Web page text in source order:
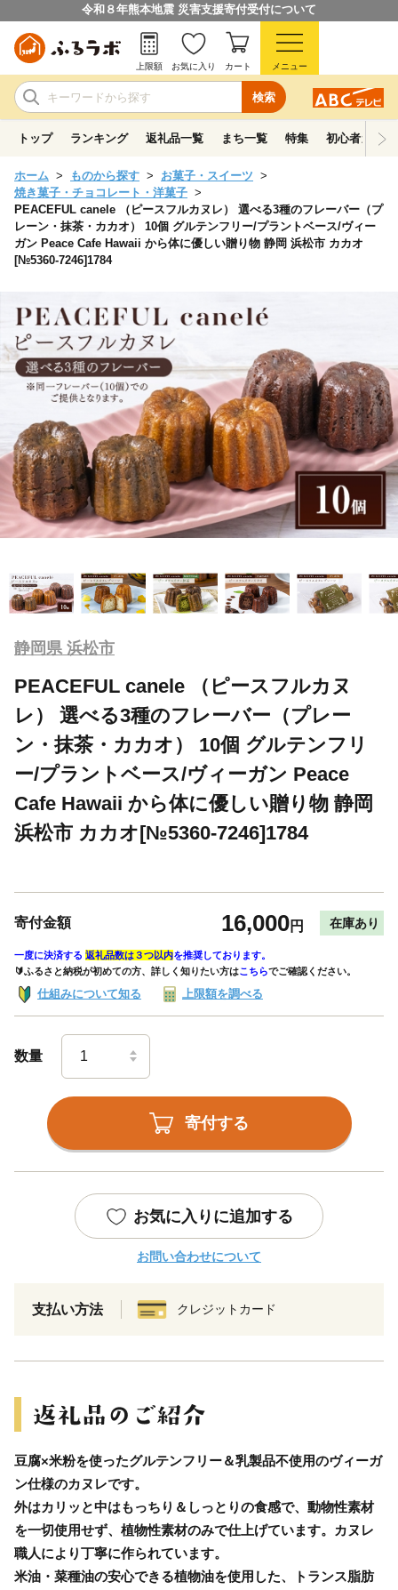
令和８年熊本地震 災害支援寄付受付について
検索
上限額 お気に入り カート メニュー
トップ ランキング 返礼品一覧 まち一覧 特集 初心者ガイド
ホーム ものから探す
お菓子・スイーツ
焼き菓子・チョコレート・洋菓子
PEACEFUL canele （ピースフルカヌレ） 選べる3種のフレーバー（プ
レーン・抹茶・カカオ） 10個 グルテンフリー/プラントベース/ヴィー
ガン Peace Cafe Hawaii から体に優しい贈り物 静岡 浜松市 カカオ
[№5360-7246]1784
静岡県 浜松市
PEACEFUL canele （ピースフルカヌ
レ） 選べる3種のフレーバー（プレー
ン・抹茶・カカオ） 10個 グルテンフリ
ー/プラントベース/ヴィーガン Peace
Cafe Hawaii から体に優しい贈り物 静岡
浜松市 カカオ[№5360-7246]1784
寄付金額 16,000円 在庫あり
一度に決済する 返礼品数は３つ以内を推奨しております。
🔰ふるさと納税が初めての方、詳しく知りたい方はこちらでご確認ください。
仕組みについて知る 上限額を調べる
数量
寄付する
お気に入りに追加する
お問い合わせについて
支払い方法 クレジットカード
豆腐×米粉を使ったグルテンフリー＆乳製品不使用のヴィーガ
ン仕様のカヌレです。
外はカリッと中はもっちり＆しっとりの食感で、動物性素材
を一切使用せず、植物性素材のみで仕上げています。カヌレ
職人により丁寧に作られています。
米油・菜種油の安心できる植物油を使用した、トランス脂肪